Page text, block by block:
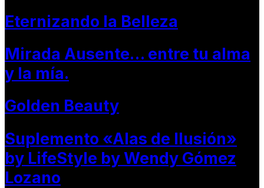
Eternizando la Belleza
Mirada Ausente… entre tu alma
y la mía.
Golden Beauty
Suplemento «Alas de Ilusión»
by LifeStyle by Wendy Gómez
Lozano